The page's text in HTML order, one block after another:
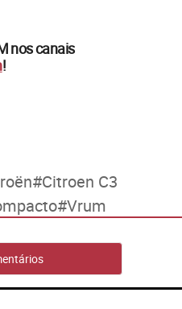
nos canais
!
Citroen C3
Vrum